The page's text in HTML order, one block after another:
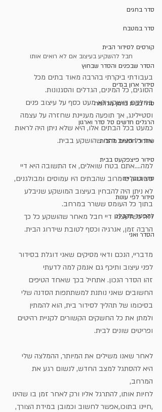
סדר בחגים
סדר במטבח
קורסים לסידור הבית
הסדר שבפנים והסדר שבחוץ
סידור ארון בגדים
סדר בבית בזמן מלחמה
הרגלים חדשים סל סדר וארגון
שחרור חפצים מהבית
סידור פיצפקעס בבית
סדר בנעליים
סידור לפי עונות
להפטר מהבלגן
הסדר ואני
חבל להשקיע בעיצוב אם לא רואים אותו
בעבודתי ביקרתי בהרבה מאוד בתים מכל
הסוגים, כל המינים, הגדלים והסגנונות.
בחלקם הושקע לא מעט כסף על עיצוב פנים
וסטיילינג, אך תופעה מעניינת שחזרה על עצמה
כמעט בכל הבתים אלו, היא שלא ניתן היה לראות
את כל הטוב הזה שהושקע בבית.
למה....אתם בטח שואלים, אז התשובה היא דיי
פשוטה, כי מרוב שהבתים היו עמוסים ומבולגנים,
לא ניתן היה להבחין בעיצוב המושקע שניבלע
בתוך כל העומס ששרר במרחב.
וזה כשלעצמו דיי חבל מאחר שהושקע כל כך
הרבה זמן, אנרגיה וכסף לטובת שידרוג הבית.
מדבריי, הנכם ודאי מסיקים שאני דוגלת בסידור
לפני עיצוב ותיכף גם אנמק למה לדעתי
זהו הסדר הנכון. אתחיל בכך שאחד הטיפים
החשובים שאני נותנת למשתתפות הסדנה שלי
בסיכומו של תהליך לסידור בית, הוא להמתין
ולמתן את כל החשקים הקשורים לקניית רהיטים
ופריטים שונים לבית.
לאחר שאנו משילים את המיותר, ההמלצה שלי
היא להסתגל למצב החדש, לנשום רגע את
המרחב,
לחיות אותו, להתרגל אליו ורק לאחר זמן בו שהינו
,חיינו בתוכו,אפשר לחשוב וכמובן במידת הצורך,